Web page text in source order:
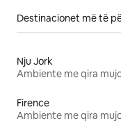
Destinacionet më të
Nju Jork
Ambiente me qira
Firence
Ambiente me qira